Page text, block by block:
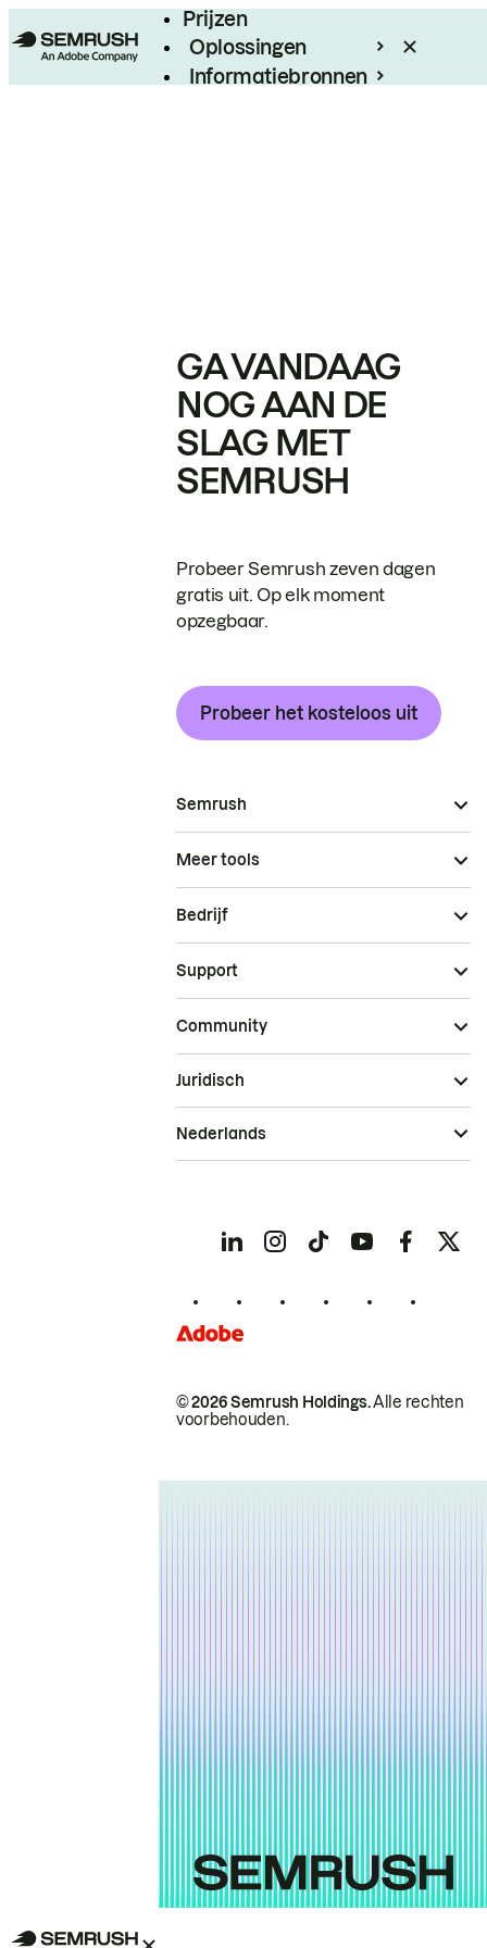
Prijzen
Oplossingen
Informatiebronnen
GA VANDAAG
NOG AAN DE
SLAG MET
SEMRUSH
Probeer Semrush zeven dagen
gratis uit. Op elk moment
opzegbaar.
Probeer het kosteloos uit
Semrush
Meer tools
Bedrijf
Support
Community
© 2026 Semrush Holdings.Alle rechten
voorbehouden.
Juridisch
Nederlands